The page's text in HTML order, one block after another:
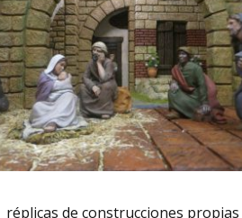
de construcciones propias